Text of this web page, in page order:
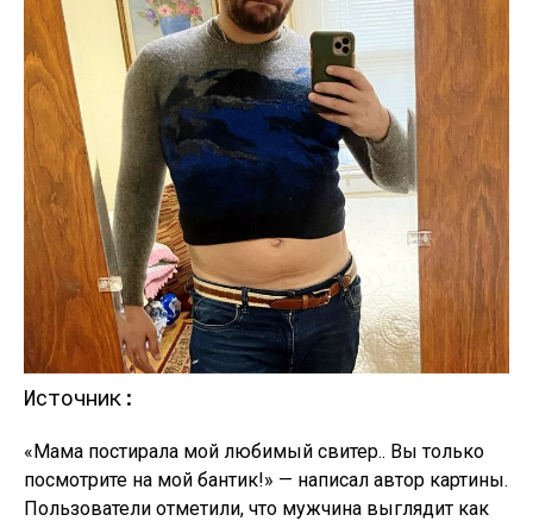
Источник:
«Мама постирала мой любимый свитер.. Вы только
посмотрите на мой бантик!» — написал автор картины.
Пользователи отметили, что мужчина выглядит как